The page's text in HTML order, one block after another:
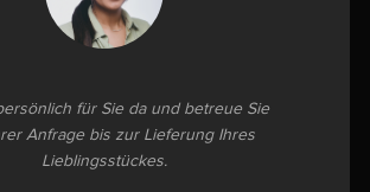
für Sie da und betreue Sie
Anfrage bis zur Lieferung Ihres
Lieblingsstückes.